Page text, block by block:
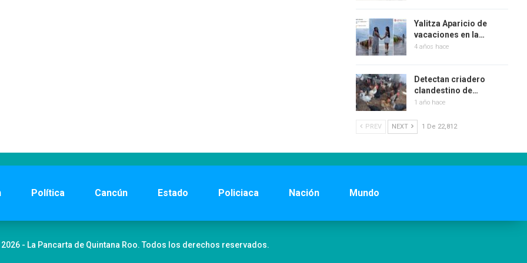
Yalitza Aparicio de
vacaciones en la…
4 años hace
Detectan criadero
clandestino de…
1 año hace
PREV NEXT 1 De 22,812
Política Cancún Estado Policiaca Nación Mundo
- La Pancarta de Quintana Roo. Todos los derechos reservados.